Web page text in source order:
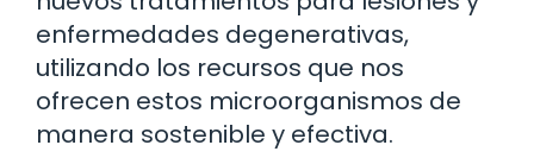
enfermedades degenerativas,
utilizando los recursos que nos
ofrecen estos microorganismos de
manera sostenible y efectiva.